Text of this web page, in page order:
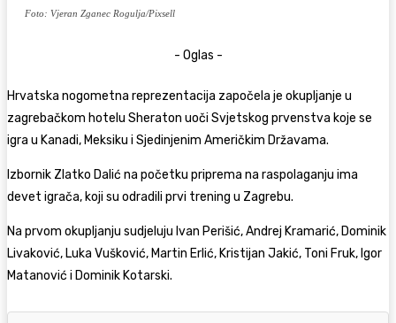
Foto: Vjeran Zganec Rogulja/Pixsell
- Oglas -
Hrvatska nogometna reprezentacija započela je okupljanje u
zagrebačkom hotelu Sheraton uoči Svjetskog prvenstva koje se
igra u Kanadi, Meksiku i Sjedinjenim Američkim Državama.
Izbornik Zlatko Dalić na početku priprema na raspolaganju ima
devet igrača, koji su odradili prvi trening u Zagrebu.
Na prvom okupljanju sudjeluju Ivan Perišić, Andrej Kramarić, Dominik
Livaković, Luka Vušković, Martin Erlić, Kristijan Jakić, Toni Fruk, Igor
Matanović i Dominik Kotarski.